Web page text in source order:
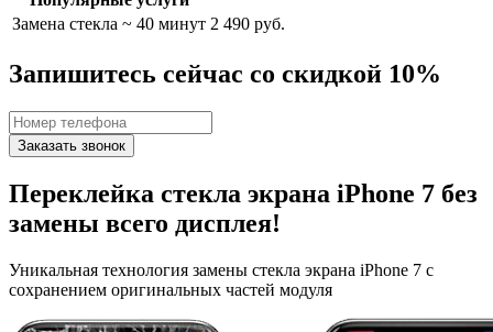
Замена стекла ~ 40 минут 2 490 руб.
Запишитесь сейчас со скидкой 10%
Заказать звонок
Переклейка стекла экрана iPhone 7 без
замены всего дисплея!
Уникальная технология замены стекла экрана iPhone 7 с
сохранением оригинальных частей модуля